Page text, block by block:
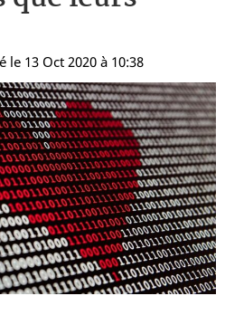
le 13 Oct 2020 à 10:38